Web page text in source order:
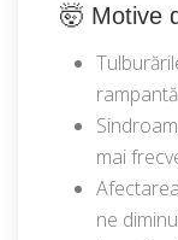
🤯 Motive
mai
ne